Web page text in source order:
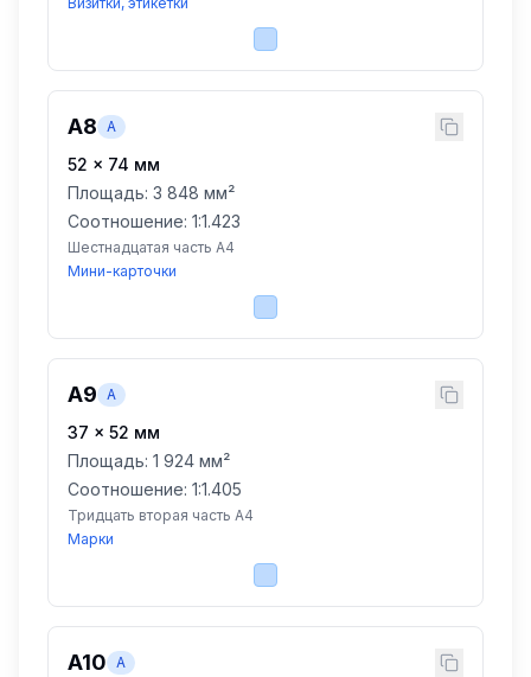
A8 A
52 × 74 мм
Площадь: 3 848 мм²
Соотношение: 1:1.423
Шестнадцатая часть A4
Мини-карточки
A9 A
37 × 52 мм
Площадь: 1 924 мм²
Соотношение: 1:1.405
Тридцать вторая часть A4
Марки
A10 A